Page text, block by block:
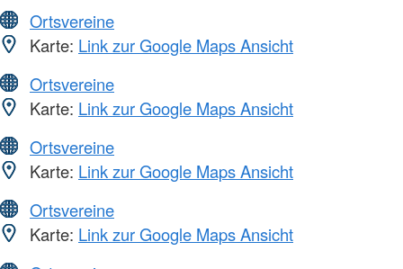
Ortsvereine
Karte: Link zur Google Maps Ansicht
Ortsvereine
Karte: Link zur Google Maps Ansicht
Ortsvereine
Karte: Link zur Google Maps Ansicht
Ortsvereine
Karte: Link zur Google Maps Ansicht